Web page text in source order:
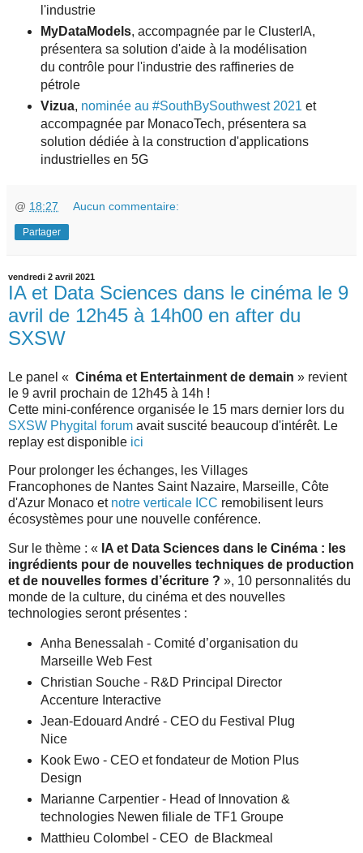
l'industrie
MyDataModels, accompagnée par le ClusterIA,
présentera sa solution d'aide à la modélisation
du contrôle pour l'industrie des raffineries de
pétrole
Vizua, nominée au #SouthBySouthwest 2021 et
accompagnée par MonacoTech, présentera sa
solution dédiée à la construction d'applications
industrielles en 5G
@ 18:27 Aucun commentaire:
Partager
vendredi 2 avril 2021
IA et Data Sciences dans le cinéma le 9
avril de 12h45 à 14h00 en after du
SXSW
Le panel « Cinéma et Entertainment de demain » revient
le 9 avril prochain de 12h45 à 14h !
Cette mini-conférence organisée le 15 mars dernier lors du
SXSW Phygital forum avait suscité beaucoup d'intérêt. Le
replay est disponible ici
Pour prolonger les échanges, les Villages
Francophones de Nantes Saint Nazaire, Marseille, Côte
d'Azur Monaco et notre verticale ICC remobilisent leurs
écosystèmes pour une nouvelle conférence.
Sur le thème : « IA et Data Sciences dans le Cinéma : les
ingrédients pour de nouvelles techniques de production
et de nouvelles formes d’écriture ? », 10 personnalités du
monde de la culture, du cinéma et des nouvelles
technologies seront présentes :
Anha Benessalah - Comité d’organisation du
Marseille Web Fest
Christian Souche - R&D Principal Director
Accenture Interactive
Jean-Edouard André - CEO du Festival Plug
Nice
Kook Ewo - CEO et fondateur de Motion Plus
Design
Marianne Carpentier - Head of Innovation &
technologies Newen filiale de TF1 Groupe
Matthieu Colombel - CEO de Blackmeal